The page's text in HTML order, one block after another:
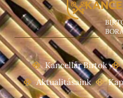
Kancellár Birtok
Aktualitásaink